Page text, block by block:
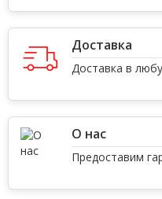
Доставка
Доставка в
О нас
Предоставим